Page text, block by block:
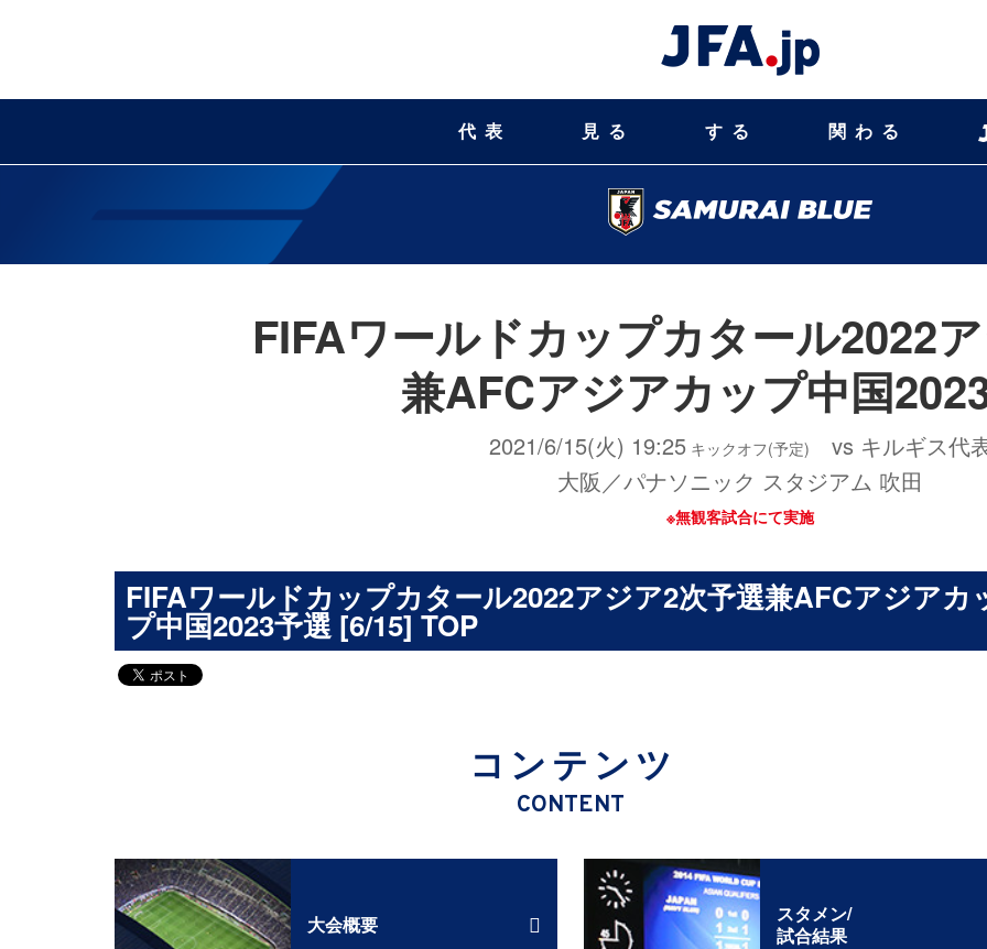
代表 見る する 関わる
FIFAワールドカップカタール2022アジア2次予選兼AFCアジアカ
プ中国2023予選 [6/15] TOP
FIFAワールドカップカタール2022
兼AFCアジアカップ中国
2021/6/15(火) 19:25キックオフ(予定)
vs キルギス代
大阪／パナソニック スタジアム 吹田
※無観客試合にて実施
コンテンツ
CONTENT
大会概要
スタメン/
試合結果